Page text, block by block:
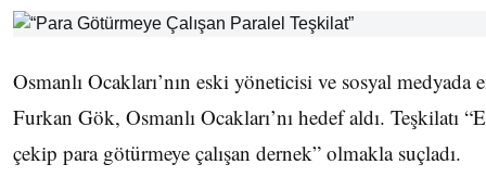
Osmanlı Ocakları’nın eski yöneticisi ve sosyal
Furkan Gök, Osmanlı Ocakları’nı hedef aldı. Teşkilatı
çekip para götürmeye çalışan dernek” olmakla suçladı.